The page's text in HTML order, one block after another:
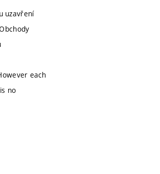
uzavření
each
no